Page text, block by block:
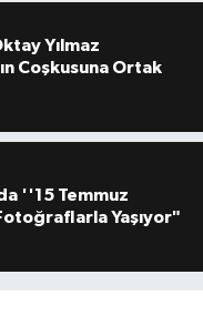
Yılmaz
Coşkusuna Ortak
''15 Temmuz
Yaşıyor"